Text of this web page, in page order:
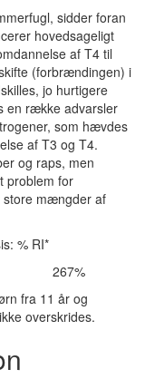
sidder foran
hovedsageligt
af T4 til
(forbrændingen) i
jo hurtigere
en række advarsler
som hævdes
af T3 og T4.
og raps, men
problem for
store mængder af
% RI*
fra 11 år og
overskrides.